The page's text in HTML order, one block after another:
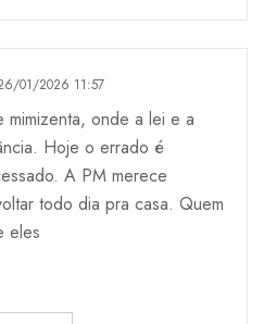
01/2026 11:57
mimizenta, onde a lei e a
Hoje o errado é
A PM merece
todo dia pra casa. Quem
eles